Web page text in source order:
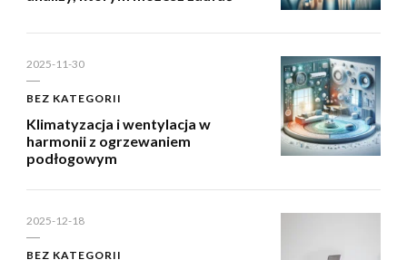
2025-11-30
BEZ KATEGORII
Klimatyzacja i wentylacja w
harmonii z ogrzewaniem
podłogowym
2025-12-18
BEZ KATEGORII